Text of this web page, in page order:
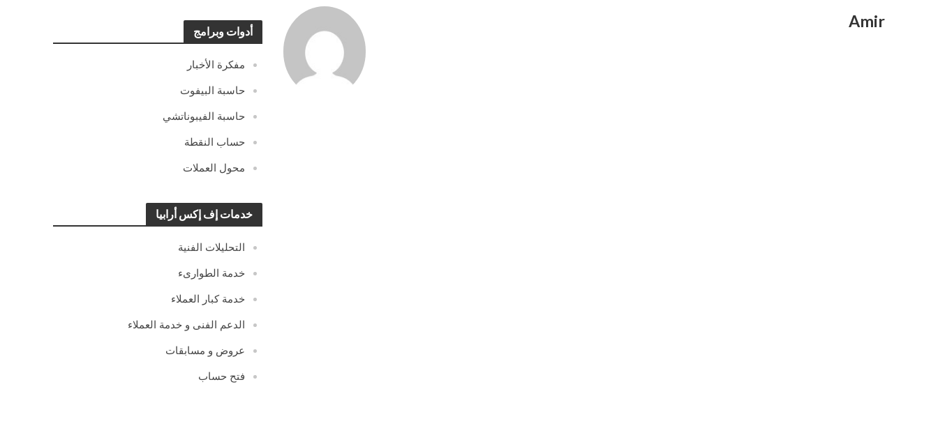
أدوات وبرامج
مفكرة الأخبار
حاسبة البيفوت
حاسبة الفيبوناتشي
حساب النقطة
محول العملات
خدمات إف إكس أرابيا
التحليلات الفنية
خدمة الطوارىء
خدمة كبار العملاء
الدعم الفنى و خدمة العملاء
عروض و مسابقات
فتح حساب
Amir